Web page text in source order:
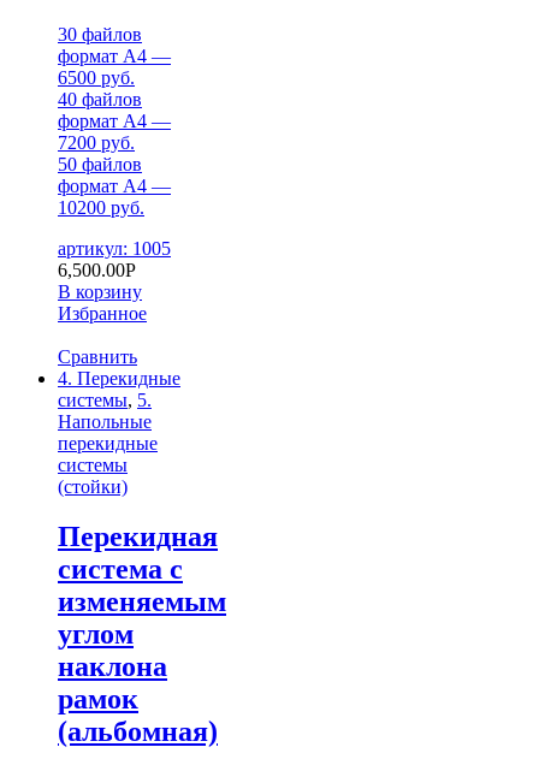
30 файлов
формат А4 —
6500 руб.
40 файлов
формат А4 —
7200 руб.
50 файлов
формат А4 —
10200 руб.
артикул: 1005
6,500.00Р
В корзину
Избранное
Сравнить
4. Перекидные
системы, 5.
Напольные
перекидные
системы
(стойки)
Перекидная
система с
изменяемым
углом
наклона
рамок
(альбомная)